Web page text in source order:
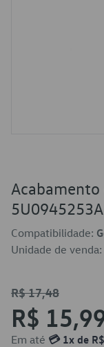
5U0945253A
Compatibilidade:
Unidade de venda:
R$ 17,48
R$
Em até 💳 1x de